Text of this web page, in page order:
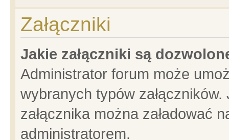
Załączniki
Jakie załączniki są
Administrator forum może
wybranych typów
załącznika można załadować
administratorem.